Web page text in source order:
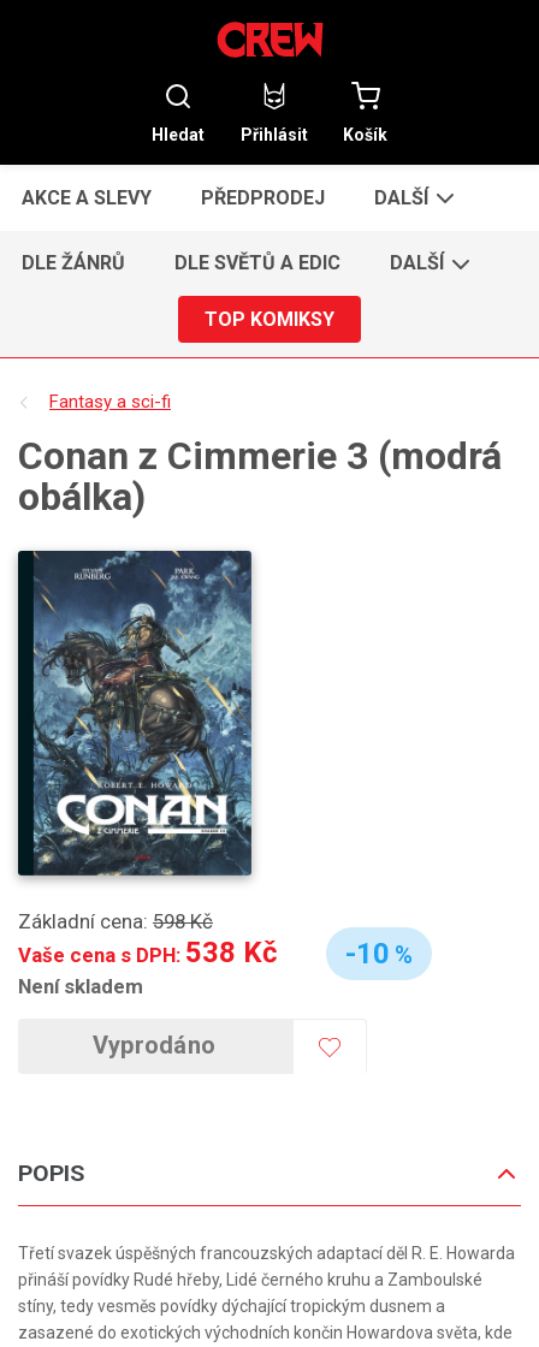
Hledat Přihlásit Košík
AKCE A SLEVY PŘEDPRODEJ DALŠÍ
DLE ŽÁNRŮ DLE SVĚTŮ A EDIC DALŠÍ
TOP KOMIKSY
Fantasy a sci-fi
Conan z Cimmerie 3 (modrá
obálka)
Základní cena: 598 Kč
Vaše cena s DPH: 538 Kč
Není skladem
-10 %
Vyprodáno
POPIS
Třetí svazek úspěšných francouzských adaptací děl R. E. Howarda
přináší povídky Rudé hřeby, Lidé černého kruhu a Zamboulské
stíny, tedy vesměs povídky dýchající tropickým dusnem a
zasazené do exotických východních končin Howardova světa, kde